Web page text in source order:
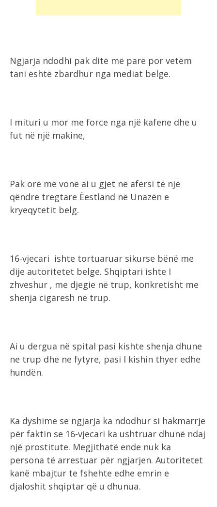
Ngjarja ndodhi pak ditë më parë por vetëm
tani është zbardhur nga mediat belge.
I mituri u mor me force nga një kafene dhe u
fut në një makine,
Pak orë më vonë ai u gjet në afërsi të një
qëndre tregtare Ëestland në Unazën e
kryeqytetit belg.
16-vjecari ishte tortuaruar sikurse bënë me
dije autoritetet belge. Shqiptari ishte I
zhveshur , me djegie në trup, konkretisht me
shenja cigaresh në trup.
Ai u dergua në spital pasi kishte shenja dhune
ne trup dhe ne fytyre, pasi I kishin thyer edhe
hundën.
Ka dyshime se ngjarja ka ndodhur si hakmarrje
për faktin se 16-vjecari ka ushtruar dhunë ndaj
një prostitute. Megjithatë ende nuk ka
persona të arrestuar për ngjarjen. Autoritetet
kanë mbajtur te fshehte edhe emrin e
djaloshit shqiptar që u dhunua.